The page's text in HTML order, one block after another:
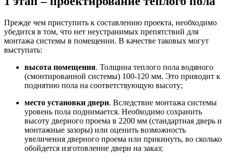
Прежде чем приступить к составлению проекта, необходимо
убедится в том, что нет неустранимых препятствий для
монтажа системы в помещении. В качестве таковых могут
выступать:
высота помещения. Толщина теплого пола водяного
(смонтированной системы) 100-120 мм. Это приводит к
поднятию пола на соответствующую высоту;
место установки двери. Вследствие монтажа системы
уровень пола поднимается. Необходимо сохранить
высоту дверного проема в 2200 мм (стандартная дверь и
монтажные зазоры) или оценить возможность
увеличения дверного проема или прикинуть, во сколько
обойдется изготовление двери на заказ;